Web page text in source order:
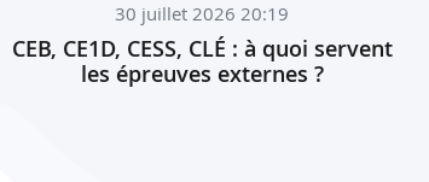
30 juillet 2026 20:19
CEB, CE1D, CESS, CLÉ : à quoi servent
les épreuves externes ?